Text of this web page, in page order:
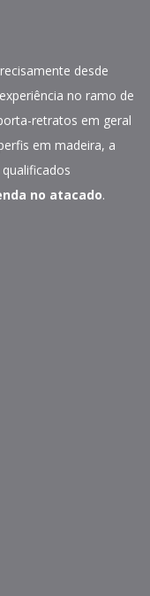
desde
no ramo de
retratos em geral
em madeira, a
no atacado.